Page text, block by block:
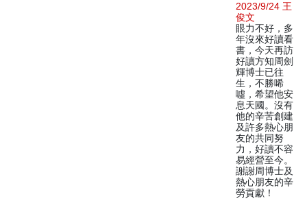
2023/9/24 王
俊文
眼力不好，多
年沒來好讀看
書，今天再訪
好讀方知周劍
輝博士已往
生，不勝唏
噓，希望他安
息天國。沒有
他的辛苦創建
及許多熱心朋
友的共同努
力，好讀不容
易經營至今。
謝謝周博士及
熱心朋友的辛
勞貢獻！